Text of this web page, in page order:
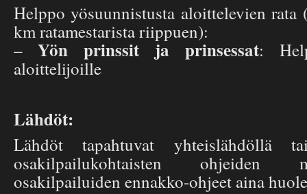
Helppo yösuunnistusta aloittelevien
km ratamestarista riippuen):
–Yön prinssit ja prinsessat:
aloittelijoille
Lähdöt:
Lähdöt tapahtuvat yhteislähdöllä
osakilpailukohtaisten ohjeiden
osakilpailuiden ennakko-ohjeet aina